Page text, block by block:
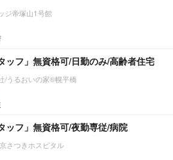
ジ帝塚山1号館
ッフ」無資格可/日勤のみ/高齢者住宅
/うるおいの家®幌平橋
ッフ」無資格可/夜勤専従/病院
さつきホスピタル